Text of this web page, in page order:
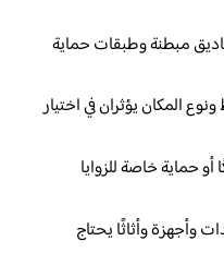
مبطنة وطبقات حماية
المكان يؤثران في اختيار
أو حماية خاصة للزوايا
وأجهزة وأثاثًا يحتاج